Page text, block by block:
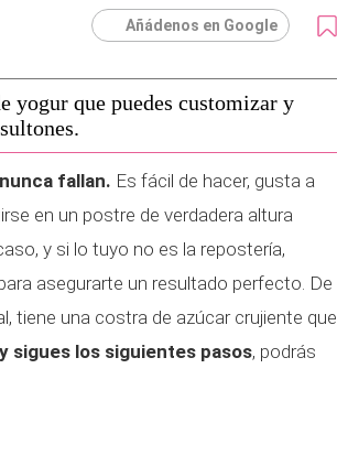
Añádenos en Google
yogur que puedes customizar y
fallan. Es fácil de hacer, gusta a
en un postre de verdadera altura
y si lo tuyo no es la repostería,
asegurarte un resultado perfecto. De
tiene una costra de azúcar crujiente que
sigues los siguientes pasos, podrás